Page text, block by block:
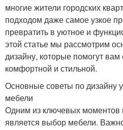
многие жители городских
подходом даже самое узкое
превратить в уютное и
этой статье мы рассмотрим
дизайну, которые помогут
комфортной и стильной.
Основные советы по дизайну
мебели
Одним из ключевых моментов
является выбор мебели.